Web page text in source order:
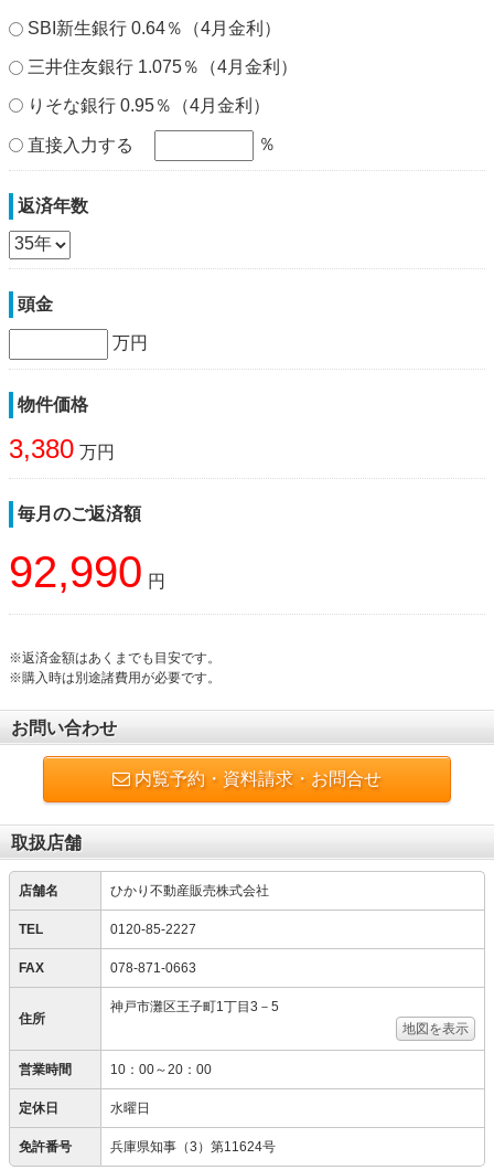
SBI新生銀行 0.64％（4月金利）
三井住友銀行 1.075％（4月金利）
りそな銀行 0.95％（4月金利）
直接入力する ％
返済年数
頭金
万円
物件価格
3,380 万円
毎月のご返済額
92,990 円
※返済金額はあくまでも目安です。
※購入時は別途諸費用が必要です。
お問い合わせ
内覧予約・資料請求・お問合せ
取扱店舗
店舗名 ひかり不動産販売株式会社
TEL 0120-85-2227
FAX 078-871-0663
住所
神戸市灘区王子町1丁目3－5
地図を表示
営業時間 10：00～20：00
定休日 水曜日
免許番号 兵庫県知事（3）第11624号